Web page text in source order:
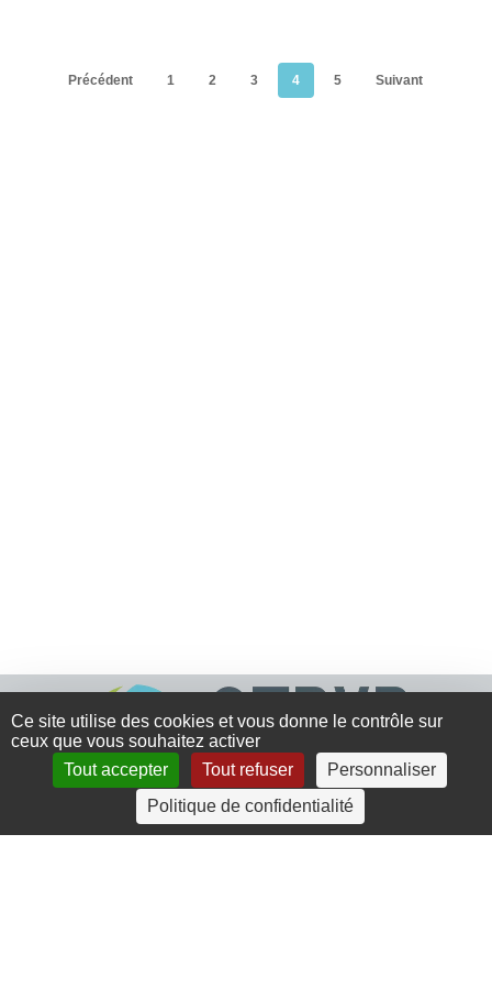
Précédent 1 2 3 4 5 Suivant
Ce site utilise des cookies et vous donne le contrôle sur
ceux que vous souhaitez activer
Tout accepter
Tout refuser
Personnaliser
Politique de confidentialité